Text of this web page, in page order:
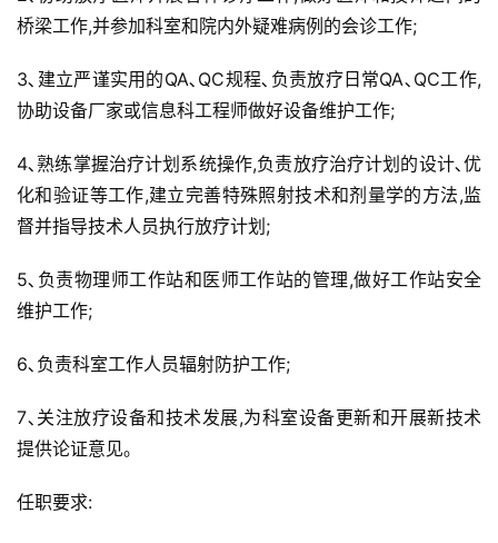
桥梁工作,并参加科室和院内外疑难病例的会诊工作;
3､建立严谨实用的QA､QC规程､负责放疗日常QA､QC工作,
协助设备厂家或信息科工程师做好设备维护工作;
4､熟练掌握治疗计划系统操作,负责放疗治疗计划的设计､优
化和验证等工作,建立完善特殊照射技术和剂量学的方法,监
督并指导技术人员执行放疗计划;
5､负责物理师工作站和医师工作站的管理,做好工作站安全
维护工作;
6､负责科室工作人员辐射防护工作;
7､关注放疗设备和技术发展,为科室设备更新和开展新技术
提供论证意见｡
任职要求: